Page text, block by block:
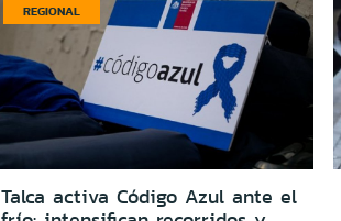
REGIONAL
Talca activa Código Azul ante el